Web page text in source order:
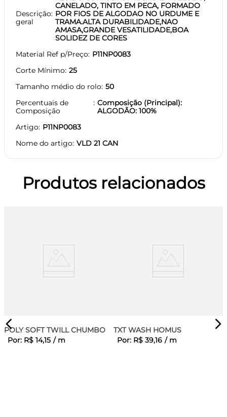
Descrição
geral
CANELADO, TINTO EM PECA, FORMADO
POR FIOS DE ALGODAO NO URDUME E
TRAMA.ALTA DURABILIDADE,NAO
AMASA,GRANDE VESATILIDADE,BOA
SOLIDEZ DE CORES
Material Ref p/Preço P11NP0083
Corte Mínimo 25
Tamanho médio do rolo 50
Percentuais de
Composição
Composição (Principal):
ALGODÃO: 100%
Artigo P11NP0083
Nome do artigo VLD 21 CAN
Produtos relacionados
POLY SOFT TWILL CHUMBO
Por: R$ 14,15 / m
TXT WASH HOMUS
Por: R$ 39,16 / m